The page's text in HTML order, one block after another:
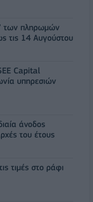
των πληρωμών
τις 14 Αυγούστου
Capital
υπηρεσιών
άνοδος
του έτους
τιμές στο ράφι